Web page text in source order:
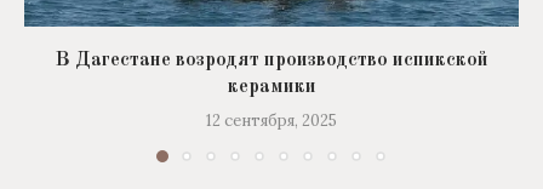
В Дагестане возродят производство испикской
керамики
12 сентября, 2025